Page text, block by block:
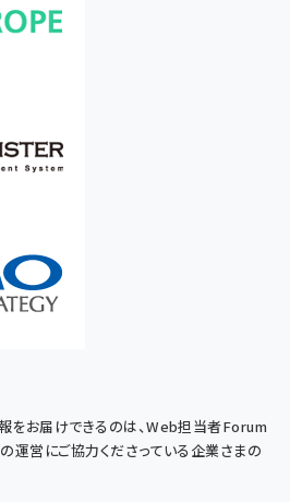
をお届けできるのは、Web担当者Forum
運営にご協力くださっている企業さまの